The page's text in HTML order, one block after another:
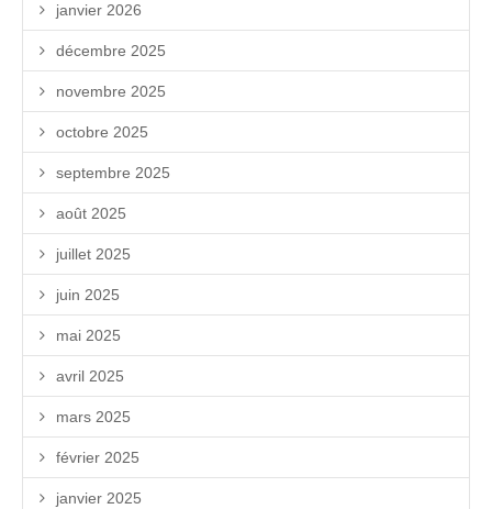
janvier 2026
décembre 2025
novembre 2025
octobre 2025
septembre 2025
août 2025
juillet 2025
juin 2025
mai 2025
avril 2025
mars 2025
février 2025
janvier 2025